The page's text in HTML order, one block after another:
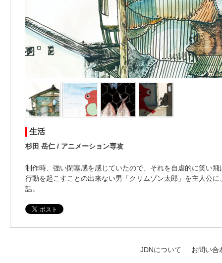
生活
杉田 岳仁 / アニメーション専攻
制作時、強い閉塞感を感じていたので、それを自虐的に笑い
行動を起こすことの出来ない男「クリムゾン太郎」を主人公
話。
JDNについて お問い合